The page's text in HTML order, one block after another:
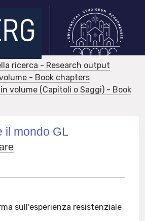
ricerca - Research output
- Book chapters
volume (Capitoli o Saggi) - Book
il mondo GL
sull'esperienza resistenziale